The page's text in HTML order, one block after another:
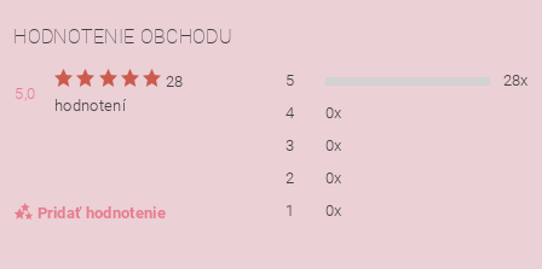
HODNOTENIE OBCHODU
5,0
28
hodnotení
Pridať hodnotenie
5
28x
4
0x
3
0x
2
0x
1
0x